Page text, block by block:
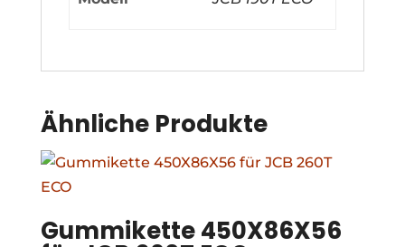
Ähnliche Produkte
Gummikette 450X86X56